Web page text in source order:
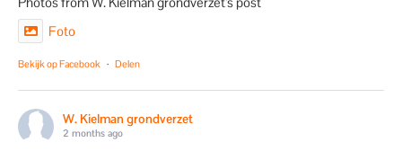
Foto
Bekijk op Facebook · Delen
W. Kielman grondverzet
2 months ago